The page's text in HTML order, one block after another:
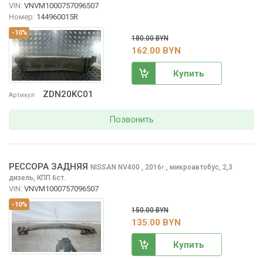
-10%
Артикул ZDN20KC01
VIN: VNVM1000757096507
Номер: 144960015R
180.00 BYN
162.00 BYN
Купить
Позвонить
-10%
РЕССОРА ЗАДНЯЯ NISSAN NV400 , 2016г.
микроавтобус, 2,3
дизель, КПП 6ст.
VIN: VNVM1000757096507
150.00 BYN
135.00 BYN
Купить